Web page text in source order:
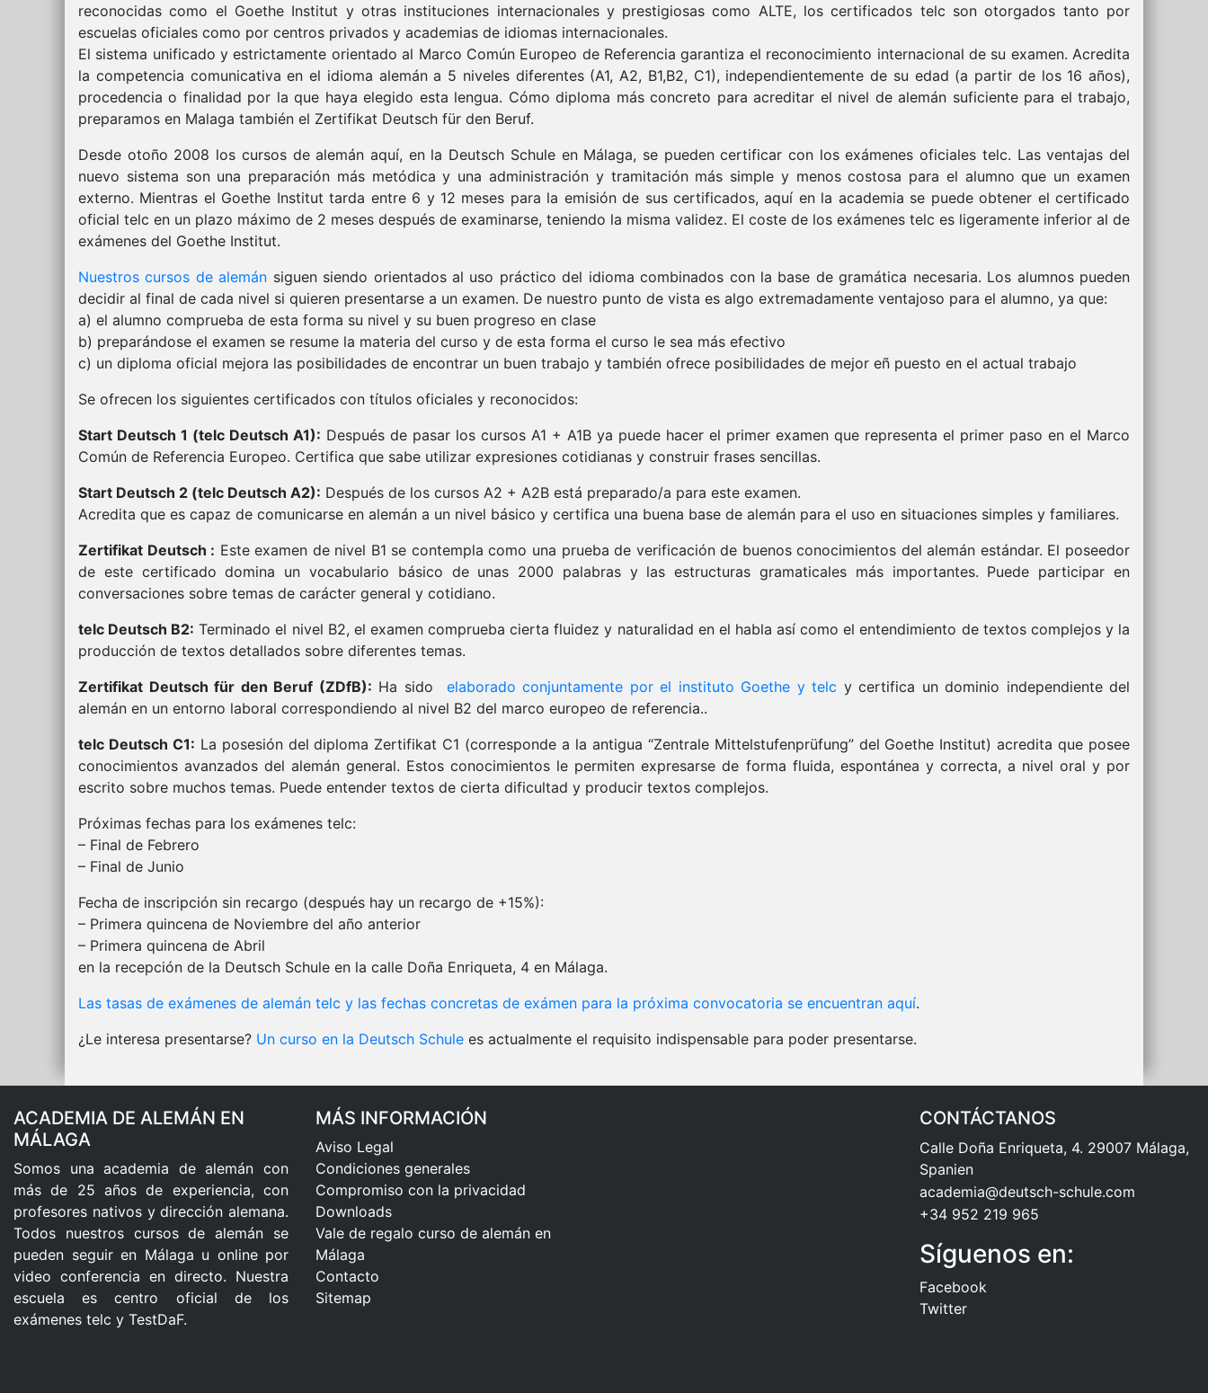
reconocidas como el Goethe Institut y otras instituciones internacionales y prestigiosas como ALTE, los certificados telc son otorgados tanto por
escuelas oficiales como por centros privados y academias de idiomas internacionales.
El sistema unificado y estrictamente orientado al Marco Común Europeo de Referencia garantiza el reconocimiento internacional de su examen. Acredita
la competencia comunicativa en el idioma alemán a 5 niveles diferentes (A1, A2, B1,B2, C1), independientemente de su edad (a partir de los 16 años),
procedencia o finalidad por la que haya elegido esta lengua. Cómo diploma más concreto para acreditar el nivel de alemán suficiente para el trabajo,
preparamos en Malaga también el Zertifikat Deutsch für den Beruf.
Desde otoño 2008 los cursos de alemán aquí, en la Deutsch Schule en Málaga, se pueden certificar con los exámenes oficiales telc. Las ventajas del
nuevo sistema son una preparación más metódica y una administración y tramitación más simple y menos costosa para el alumno que un examen
externo. Mientras el Goethe Institut tarda entre 6 y 12 meses para la emisión de sus certificados, aquí en la academia se puede obtener el certificado
oficial telc en un plazo máximo de 2 meses después de examinarse, teniendo la misma validez. El coste de los exámenes telc es ligeramente inferior al de
exámenes del Goethe Institut.
Nuestros cursos de alemán siguen siendo orientados al uso práctico del idioma combinados con la base de gramática necesaria. Los alumnos pueden
decidir al final de cada nivel si quieren presentarse a un examen. De nuestro punto de vista es algo extremadamente ventajoso para el alumno, ya que:
a) el alumno comprueba de esta forma su nivel y su buen progreso en clase
b) preparándose el examen se resume la materia del curso y de esta forma el curso le sea más efectivo
c) un diploma oficial mejora las posibilidades de encontrar un buen trabajo y también ofrece posibilidades de mejor eñ puesto en el actual trabajo
Se ofrecen los siguientes certificados con títulos oficiales y reconocidos:
Start Deutsch 1 (telc Deutsch A1): Después de pasar los cursos A1 + A1B ya puede hacer el primer examen que representa el primer paso en el Marco
Común de Referencia Europeo. Certifica que sabe utilizar expresiones cotidianas y construir frases sencillas.
Start Deutsch 2 (telc Deutsch A2): Después de los cursos A2 + A2B está preparado/a para este examen.
Acredita que es capaz de comunicarse en alemán a un nivel básico y certifica una buena base de alemán para el uso en situaciones simples y familiares.
Zertifikat Deutsch : Este examen de nivel B1 se contempla como una prueba de verificación de buenos conocimientos del alemán estándar. El poseedor
de este certificado domina un vocabulario básico de unas 2000 palabras y las estructuras gramaticales más importantes. Puede participar en
conversaciones sobre temas de carácter general y cotidiano.
telc Deutsch B2: Terminado el nivel B2, el examen comprueba cierta fluidez y naturalidad en el habla así como el entendimiento de textos complejos y la
producción de textos detallados sobre diferentes temas.
Zertifikat Deutsch für den Beruf (ZDfB): Ha sido elaborado conjuntamente por el instituto Goethe y telc y certifica un dominio independiente del
alemán en un entorno laboral correspondiendo al nivel B2 del marco europeo de referencia..
telc Deutsch C1: La posesión del diploma Zertifikat C1 (corresponde a la antigua “Zentrale Mittelstufenprüfung” del Goethe Institut) acredita que posee
conocimientos avanzados del alemán general. Estos conocimientos le permiten expresarse de forma fluida, espontánea y correcta, a nivel oral y por
escrito sobre muchos temas. Puede entender textos de cierta dificultad y producir textos complejos.
Próximas fechas para los exámenes telc:
– Final de Febrero
– Final de Junio
Fecha de inscripción sin recargo (después hay un recargo de +15%):
– Primera quincena de Noviembre del año anterior
– Primera quincena de Abril
en la recepción de la Deutsch Schule en la calle Doña Enriqueta, 4 en Málaga.
Las tasas de exámenes de alemán telc y las fechas concretas de exámen para la próxima convocatoria se encuentran aquí.
¿Le interesa presentarse? Un curso en la Deutsch Schule es actualmente el requisito indispensable para poder presentarse.
ACADEMIA DE ALEMÁN EN
MÁLAGA
Somos una academia de alemán con
más de 25 años de experiencia, con
profesores nativos y dirección alemana.
Todos nuestros cursos de alemán se
pueden seguir en Málaga u online por
video conferencia en directo. Nuestra
escuela es centro oficial de los
exámenes telc y TestDaF.
MÁS INFORMACIÓN
Aviso Legal
Condiciones generales
Compromiso con la privacidad
Downloads
Vale de regalo curso de alemán en
Málaga
Contacto
Sitemap
CONTÁCTANOS
Calle Doña Enriqueta, 4. 29007 Málaga,
Spanien
academia@deutsch-schule.com
+34 952 219 965
Síguenos en:
Facebook
Twitter